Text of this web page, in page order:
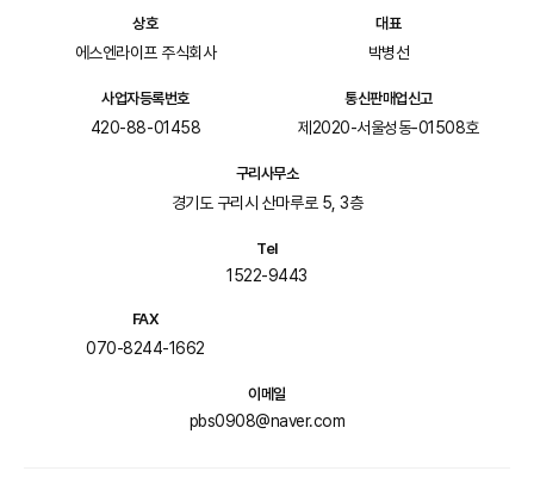
상호
에스엔라이프 주식회사
대표
박병선
사업자등록번호
420-88-01458
통신판매업신고
제2020-서울성동-01508호
구리사무소
경기도 구리시 산마루로 5, 3층
Tel
1522-9443
FAX
070-8244-1662
이메일
pbs0908@naver.com